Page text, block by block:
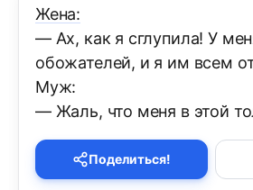
Жена:
— Ах, как я сглупила! У
обожателей, и я им всем
Муж:
— Жаль, что меня в этой
Поделиться!